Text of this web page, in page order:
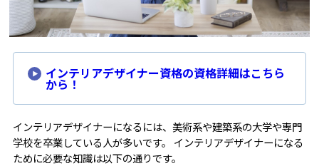
インテリアデザイナー資格の資格詳細はこちら
から！
インテリアデザイナーになるには、美術系や建築系の大学や専門
学校を卒業している人が多いです。 インテリアデザイナーになる
ために必要な知識は以下の通りです。